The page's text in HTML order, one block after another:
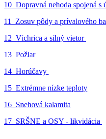
10_Dopravná nehoda spojená
11_Zosuv pôdy a prívalového
12_Víchrica a silný vietor
13_Požiar
14_Horúčavy
15_Extrémne nízke teploty
16_Snehová kalamita
17_SRŠNE a OSY - likvidácia